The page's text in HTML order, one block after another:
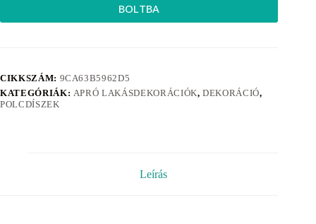
BOLTBA
CIKKSZÁM: 9CA63B5962D5
KATEGÓRIÁK: APRÓ LAKÁSDEKORÁCIÓK,DEKORÁCIÓ,
POLCDÍSZEK
Leírás